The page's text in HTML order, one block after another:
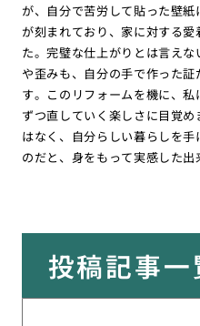
が、自分で苦労して貼った壁
が刻まれており、家に対する
た。完璧な仕上がりとは言え
や歪みも、自分の手で作った
す。このリフォームを機に、
ずつ直していく楽しさに目覚
はなく、自分らしい暮らしを
のだと、身をもって実感した出
投稿記事一